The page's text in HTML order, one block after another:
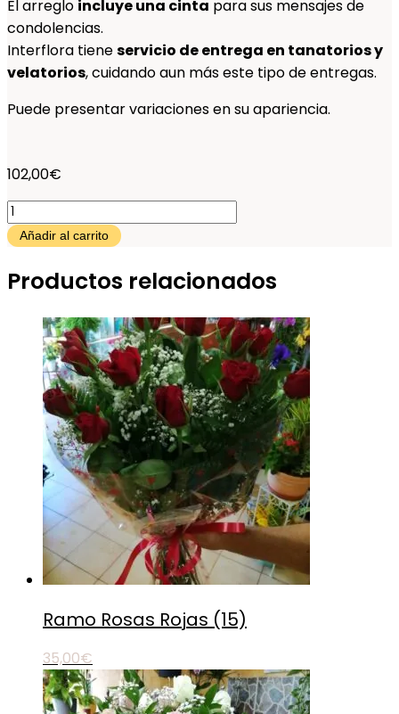
El arreglo incluye una cinta para sus mensajes de
condolencias.
Interflora tieneservicio de entrega en tanatorios y
velatorios, cuidando aun más este tipo de entregas.
Puede presentar variaciones en su apariencia.
102,00€
Amohadón
blanco
Añadir al carrito
Productos relacionados
Ramo Rosas Rojas (15)
35,00€